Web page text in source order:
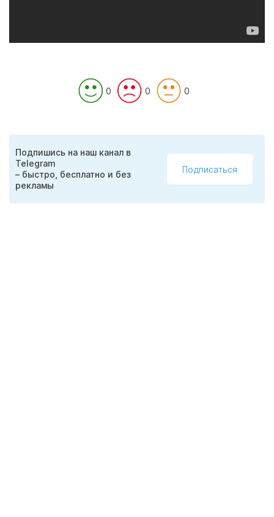
0 0 0
Подпишись на наш канал в
Telegram
– быстро, бесплатно и без
рекламы
Подписаться